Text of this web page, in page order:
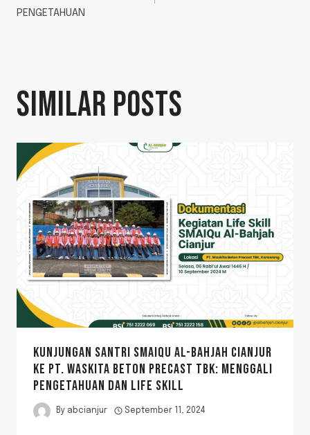
PENGETAHUAN
SIMILAR POSTS
KUNJUNGAN SANTRI SMAIQU AL-BAHJAH CIANJUR
KE PT. WASKITA BETON PRECAST TBK: MENGGALI
PENGETAHUAN DAN LIFE SKILL
By abcianjur September 11, 2024